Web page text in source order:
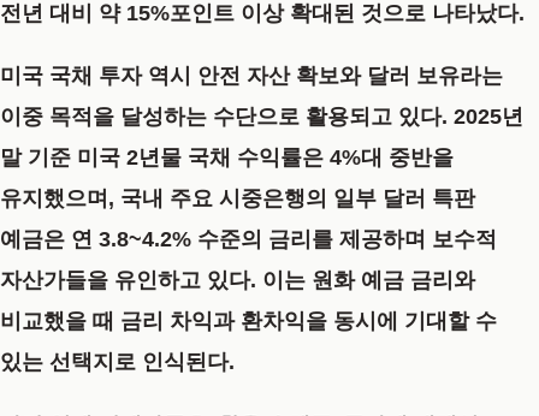
전년 대비 약 15%포인트 이상 확대된 것으로 나타났다.
미국 국채 투자 역시 안전 자산 확보와 달러 보유라는
이중 목적을 달성하는 수단으로 활용되고 있다. 2025년
말 기준 미국 2년물 국채 수익률은 4%대 중반을
유지했으며, 국내 주요 시중은행의 일부 달러 특판
예금은 연 3.8~4.2% 수준의 금리를 제공하며 보수적
자산가들을 유인하고 있다. 이는 원화 예금 금리와
비교했을 때 금리 차익과 환차익을 동시에 기대할 수
있는 선택지로 인식된다.